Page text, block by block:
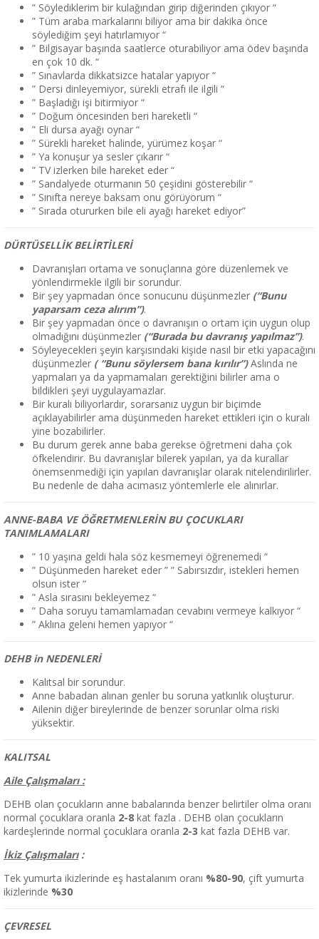
” Söylediklerim bir kulağından girip diğerinden çıkıyor “
” Tüm araba markalarını biliyor ama bir dakika önce
söylediğim şeyi hatırlamıyor “
” Bilgisayar başında saatlerce oturabiliyor ama ödev başında
en çok 10 dk. “
” Sınavlarda dikkatsizce hatalar yapıyor “
” Dersi dinleyemiyor, sürekli etrafı ile ilgili “
” Başladığı işi bitirmiyor “
” Doğum öncesinden beri hareketli “
” Eli dursa ayağı oynar “
” Sürekli hareket halinde, yürümez koşar “
” Ya konuşur ya sesler çıkarır “
” TV izlerken bile hareket eder “
” Sandalyede oturmanın 50 çeşidini gösterebilir “
” Sınıfta nereye baksam onu görüyorum “
” Sırada otururken bile eli ayağı hareket ediyor”
DÜRTÜSELLİK BELİRTİLERİ
Davranışları ortama ve sonuçlarına göre düzenlemek ve
yönlendirmekle ilgili bir sorundur.
Bir şey yapmadan önce sonucunu düşünmezler (“Bunu
yaparsam ceza alırım”).
Bir şey yapmadan önce o davranışın o ortam için uygun olup
olmadığını düşünmezler (“Burada bu davranış yapılmaz”).
Söyleyecekleri şeyin karşısındaki kişide nasıl bir etki yapacağını
düşünmezler ( “Bunu söylersem bana kırılır”)Aslında ne
yapmaları ya da yapmamaları gerektiğini bilirler ama o
bildikleri şeyi uygulayamazlar.
Bir kuralı biliyorlardır, sorarsanız uygun bir biçimde
açıklayabilirler ama düşünmeden hareket ettikleri için o kuralı
yine bozabilirler.
Bu durum gerek anne baba gerekse öğretmeni daha çok
öfkelendirir. Bu davranışlar bilerek yapılan, ya da kurallar
önemsenmediği için yapılan davranışlar olarak nitelendirilirler.
Bu nedenle de daha acımasız yöntemlerle ele alınırlar.
ANNE-BABA VE ÖĞRETMENLERİN BU ÇOCUKLARI
TANIMLAMALARI
” 10 yaşına geldi hala söz kesmemeyi öğrenemedi “
” Düşünmeden hareket eder ” ” Sabırsızdır, istekleri hemen
olsun ister “
” Asla sırasını bekleyemez “
” Daha soruyu tamamlamadan cevabını vermeye kalkıyor “
” Aklına geleni hemen yapıyor “
DEHB in NEDENLERİ
Kalıtsal bir sorundur.
Anne babadan alınan genler bu soruna yatkınlık oluşturur.
Ailenin diğer bireylerinde de benzer sorunlar olma riski
yüksektir.
KALITSAL
Aile Çalışmaları :
DEHB olan çocukların anne babalarında benzer belirtiler olma oranı
normal çocuklara oranla 2-8 kat fazla . DEHB olan çocukların
kardeşlerinde normal çocuklara oranla 2-3 kat fazla DEHB var.
İkiz Çalışmaları:
Tek yumurta ikizlerinde eş hastalanım oranı %80-90, çift yumurta
ikizlerinde %30
ÇEVRESEL